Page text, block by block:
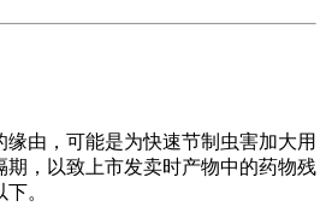
由，可能是为快速节制虫害加大用
期，以致上市发卖时产物中的药物残
。